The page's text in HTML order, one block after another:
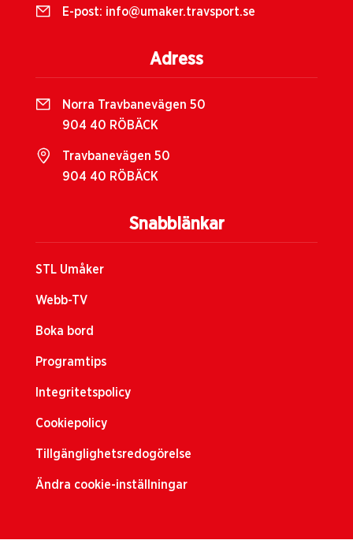
Snabblänkar
STL Umåker
Webb-TV
Boka bord
Programtips
Integritetspolicy
Cookiepolicy
Tillgänglighetsredogörelse
Ändra cookie-inställningar
E-post: info@umaker.travsport.se
Adress
Norra Travbanevägen 50
904 40 RÖBÄCK
Travbanevägen 50
904 40 RÖBÄCK